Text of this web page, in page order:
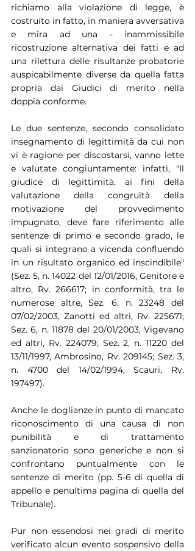
richiamo alla violazione di legge, è
costruito in fatto, in maniera avversativa
e mira ad una - inammissibile
ricostruzione alternativa dei fatti e ad
una rilettura delle risultanze probatorie
auspicabilmente diverse da quella fatta
propria dai Giudici di merito nella
doppia conforme.
Le due sentenze, secondo consolidato
insegnamento di legittimità da cui non
vi è ragione per discostarsi, vanno lette
e valutate congiuntamente: infatti, "Il
giudice di legittimità, ai fini della
valutazione della congruità della
motivazione del provvedimento
impugnato, deve fare riferimento alle
sentenze di primo e secondo grado, le
quali si integrano a vicenda confluendo
in un risultato organico ed inscindibile"
(Sez. 5, n. 14022 del 12/01/2016, Genitore e
altro, Rv. 266617; in conformità, tra le
numerose altre, Sez. 6, n. 23248 del
07/02/2003, Zanotti ed altri, Rv. 225671;
Sez. 6, n. 11878 del 20/01/2003, Vigevano
ed altri, Rv. 224079; Sez. 2, n. 11220 del
13/11/1997, Ambrosino, Rv. 209145; Sez. 3,
n. 4700 del 14/02/1994, Scauri, Rv.
197497).
Anche le doglianze in punto di mancato
riconoscimento di una causa di non
punibilità e di trattamento
sanzionatorio sono generiche e non si
confrontano puntualmente con le
sentenze di merito (pp. 5-6 di quella di
appello e penultima pagina di quella del
Tribunale).
Pur non essendosi nei gradi di merito
verificato alcun evento sospensivo della